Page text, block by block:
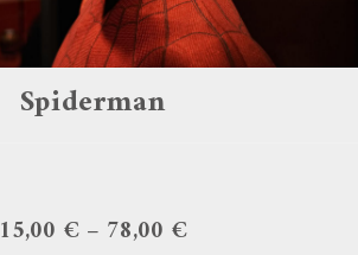
Spiderman
15,00 €– 78,00 €